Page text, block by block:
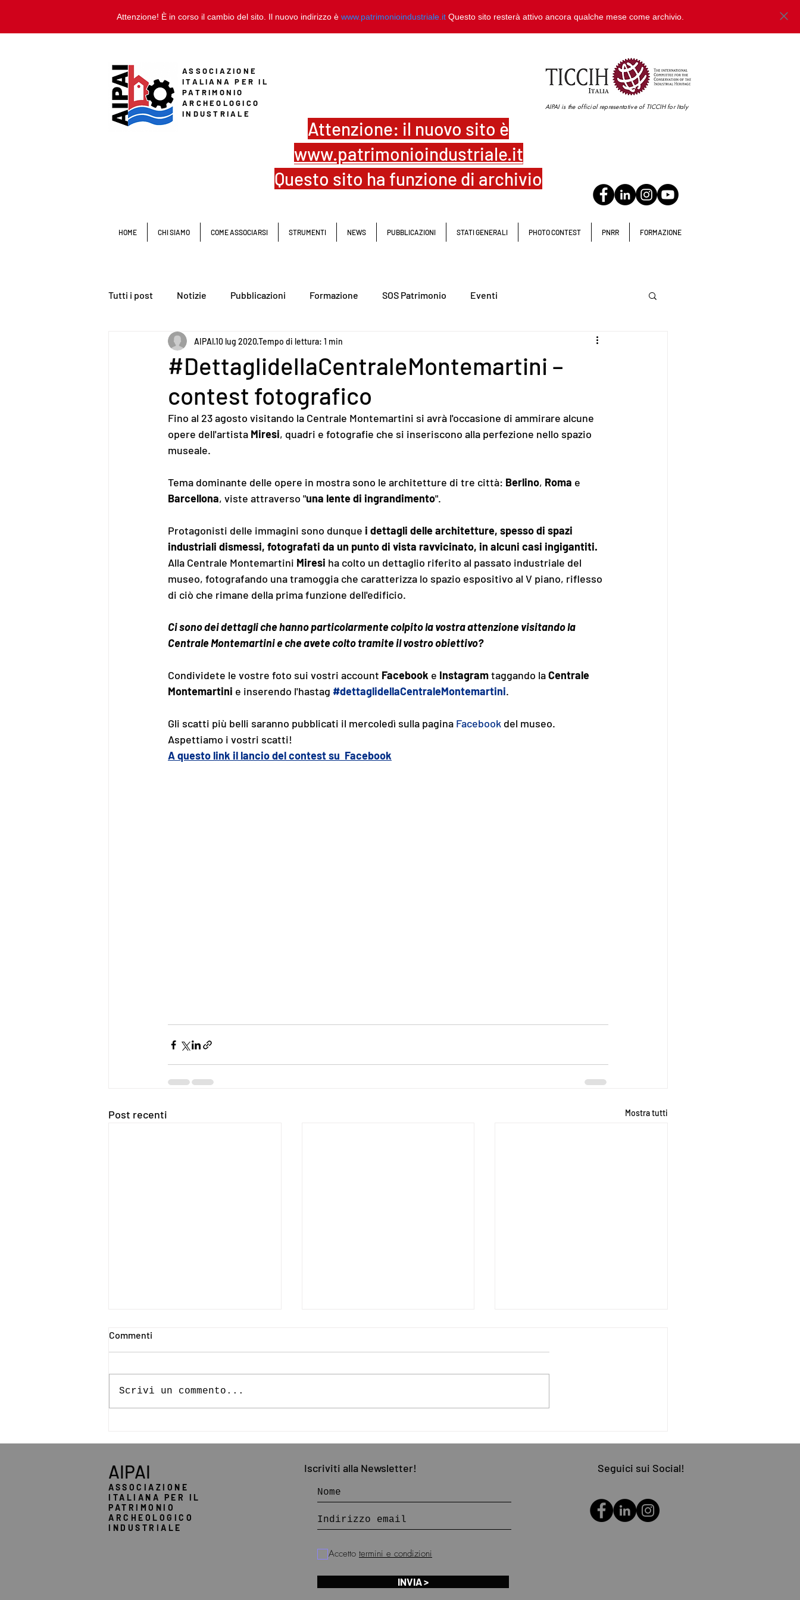
Attenzione! È in corso il cambio del sito. Il nuovo indirizzo è www.patrimonioindustriale.itQuesto sito resterà attivo ancora qualche mese come archivio.
ASSOCIAZIONE
ITALIANA PER IL
PATRIMONIO
ARCHEOLOGICO
INDUSTRIALE
AIPAI is the official representative of TICCIH for Italy
Attenzione: il nuovo sito è
www.patrimonioindustriale.it
Questo sito ha funzione di archivio
HOME CHI SIAMO COME ASSOCIARSI STRUMENTI NEWS PUBBLICAZIONI STATI GENERALI PHOTO CONTEST PNRR FORMAZIONE
Tutti i post Notizie Pubblicazioni Formazione SOS Patrimonio Eventi
#DettaglidellaCentraleMontemartini –
contest fotografico
AIPAI10 lug 2020Tempo di lettura: 1 min
Fino al 23 agosto visitando la Centrale Montemartini si avrà l'occasione di ammirare alcune
opere dell'artista Miresi, quadri e fotografie che si inseriscono alla perfezione nello spazio
museale.
Tema dominante delle opere in mostra sono le architetture di tre città: Berlino, Roma e
Barcellona, viste attraverso "una lente di ingrandimento".
Protagonisti delle immagini sono dunque i dettagli delle architetture, spesso di spazi
industriali dismessi, fotografati da un punto di vista ravvicinato, in alcuni casi ingigantiti.
Alla Centrale Montemartini Miresi ha colto un dettaglio riferito al passato industriale del
museo, fotografando una tramoggia che caratterizza lo spazio espositivo al V piano, riflesso
di ciò che rimane della prima funzione dell'edificio.
Ci sono dei dettagli che hanno particolarmente colpito la vostra attenzione visitando la
Centrale Montemartini e che avete colto tramite il vostro obiettivo?
Condividete le vostre foto sui vostri account Facebook e Instagram taggando la Centrale
Montemartini e inserendo l'hastag #dettaglidellaCentraleMontemartini.
Gli scatti più belli saranno pubblicati il mercoledì sulla pagina Facebook del museo.
Aspettiamo i vostri scatti!
A questo link il lancio del contest su  Facebook
Post recenti Mostra tutti
Commenti
Scrivi un commento...
AIPAI
ASSOCIAZIONE
ITALIANA PER IL
PATRIMONIO
ARCHEOLOGICO
INDUSTRIALE
Iscriviti alla Newsletter!
Accetto termini e condizioni
INVIA >
Seguici sui Social!